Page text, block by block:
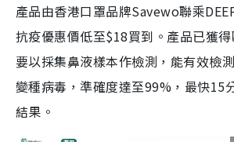
產品由香港口罩品牌Savewo聯乘
抗疫優惠價低至$18買到。產品已獲
要以採集鼻液樣本作檢測，能有效檢
變種病毒，準確度達至99%，最快15
結果。